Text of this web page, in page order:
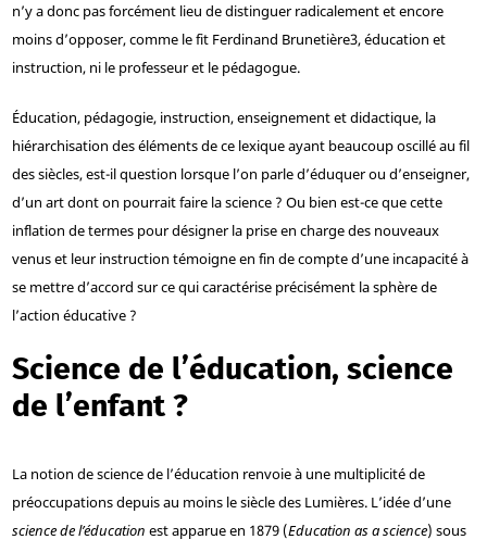
n’y a donc pas forcément lieu de distinguer radicalement et encore
moins d’opposer, comme le fit Ferdinand Brunetière3, éducation et
instruction, ni le professeur et le pédagogue.
Éducation, pédagogie, instruction, enseignement et didactique, la
hiérarchisation des éléments de ce lexique ayant beaucoup oscillé au fil
des siècles, est-il question lorsque l’on parle d’éduquer ou d’enseigner,
d’un art dont on pourrait faire la science ? Ou bien est-ce que cette
inflation de termes pour désigner la prise en charge des nouveaux
venus et leur instruction témoigne en fin de compte d’une incapacité à
se mettre d’accord sur ce qui caractérise précisément la sphère de
l’action éducative ?
Science de l’éducation, science
de l’enfant ?
La notion de science de l’éducation renvoie à une multiplicité de
préoccupations depuis au moins le siècle des Lumières. L’idée d’une
science de l’éducation est apparue en 1879 (Education as a science) sous